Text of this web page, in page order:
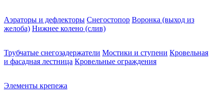
Аэраторы и дефлекторы Снегостопор Воронка (выход из
желоба) Нижнее колено (слив)
Трубчатые снегозадержатели Мостики и ступени Кровельная
и фасадная лестница Кровельные ограждения
Элементы крепежа